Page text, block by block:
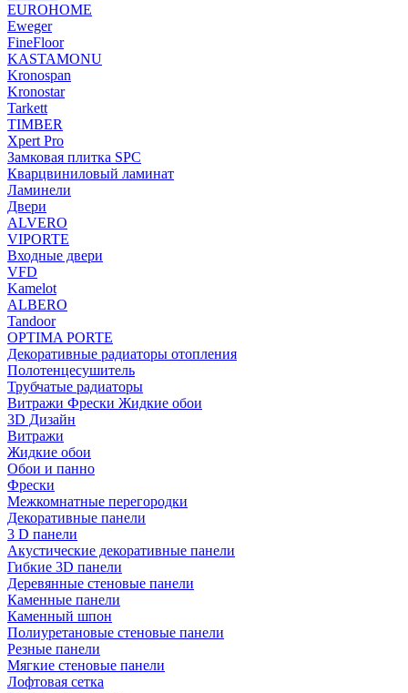
EUROHOME
Eweger
FineFloor
KASTAMONU
Kronospan
Kronostar
Tarkett
TIMBER
Xpert Pro
Замковая плитка SPC
Кварцвиниловый ламинат
Ламинели
Двери
ALVERO
VIPORTE
Входные двери
VFD
Kamelot
ALBERO
Tandoor
OPTIMA PORTE
Декоративные радиаторы отопления
Полотенцесушитель
Трубчатые радиаторы
Витражи Фрески Жидкие обои
3D Дизайн
Витражи
Жидкие обои
Обои и панно
Фрески
Межкомнатные перегородки
Декоративные панели
3 D панели
Акустические декоративные панели
Гибкие 3D панели
Деревянные стеновые панели
Каменные панели
Каменный шпон
Полиуретановые стеновые панели
Резные панели
Мягкие стеновые панели
Лофтовая сетка